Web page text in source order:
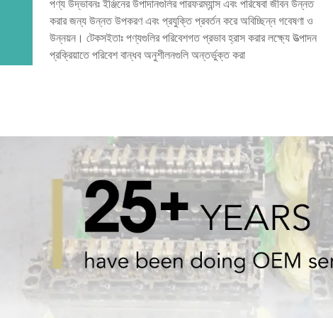
পণ্য উদ্ভাবনঃ ইঞ্জিনের উপাদানগুলির পারফরম্যান্স এবং পরিষেবা জীবন উন্নত
করার জন্য উন্নত উপকরণ এবং প্রযুক্তি প্রবর্তন করে অবিচ্ছিন্ন গবেষণা ও
উন্নয়ন। টেকসইতাঃ পণ্যগুলির পরিবেশগত প্রভাব হ্রাস করার লক্ষ্যে উত্পাদন
প্রক্রিয়াতে পরিবেশ বান্ধব অনুশীলনগুলি অন্তর্ভুক্ত করা